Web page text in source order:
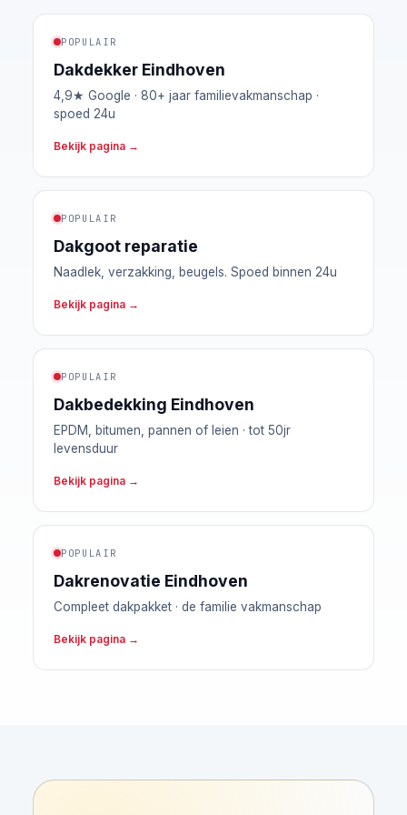
POPULAIR
Dakdekker Eindhoven
4,9★ Google · 80+ jaar familievakmanschap ·
spoed 24u
Bekijk pagina →
POPULAIR
Dakgoot reparatie
Naadlek, verzakking, beugels. Spoed binnen 24u
Bekijk pagina →
POPULAIR
Dakbedekking Eindhoven
EPDM, bitumen, pannen of leien · tot 50jr
levensduur
Bekijk pagina →
POPULAIR
Dakrenovatie Eindhoven
Compleet dakpakket · de familie vakmanschap
Bekijk pagina →